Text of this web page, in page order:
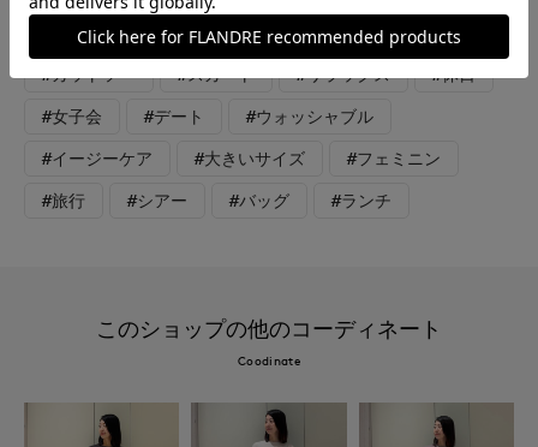
季節におすすめのアイテムです。
#カットソー #スカート #リラックス #休日
#女子会 #デート #ウォッシャブル
#イージーケア #大きいサイズ #フェミニン
#旅行 #シアー #バッグ #ランチ
このショップの他のコーディネート
Coodinate